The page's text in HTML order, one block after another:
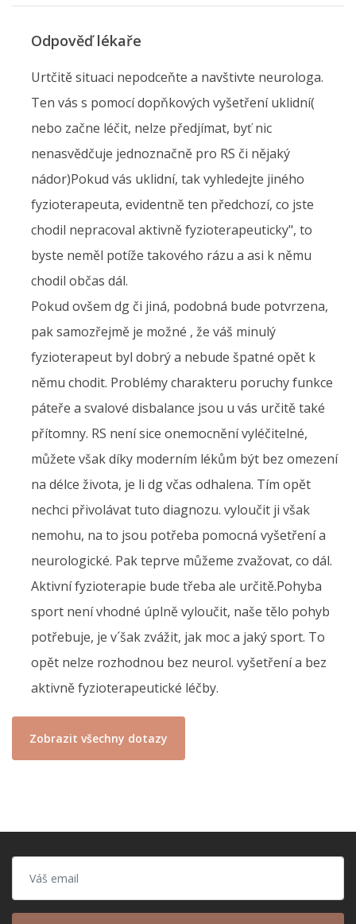
Odpověď lékaře
Urtčitě situaci nepodceňte a navštivte neurologa.
Ten vás s pomocí dopňkových vyšetření uklidní(
nebo začne léčit, nelze předjímat, byť nic
nenasvědčuje jednoznačně pro RS či nějaký
nádor)Pokud vás uklidní, tak vyhledejte jiného
fyzioterapeuta, evidentně ten předchozí, co jste
chodil nepracoval aktivně fyzioterapeuticky", to
byste neměl potíže takového rázu a asi k němu
chodil občas dál.
Pokud ovšem dg či jiná, podobná bude potvrzena,
pak samozřejmě je možné , že váš minulý
fyzioterapeut byl dobrý a nebude špatné opět k
němu chodit. Problémy charakteru poruchy funkce
páteře a svalové disbalance jsou u vás určitě také
přítomny. RS není sice onemocnění vyléčitelné,
můžete však díky moderním lékům být bez omezení
na délce života, je li dg včas odhalena. Tím opět
nechci přivolávat tuto diagnozu. vyloučit ji však
nemohu, na to jsou potřeba pomocná vyšetření a
neurologické. Pak teprve můžeme zvažovat, co dál.
Aktivní fyzioterapie bude třeba ale určitě.Pohyba
sport není vhodné úplně vyloučit, naše tělo pohyb
potřebuje, je v´šak zvážit, jak moc a jaký sport. To
opět nelze rozhodnou bez neurol. vyšetření a bez
aktivně fyzioterapeutické léčby.
Zobrazit všechny dotazy